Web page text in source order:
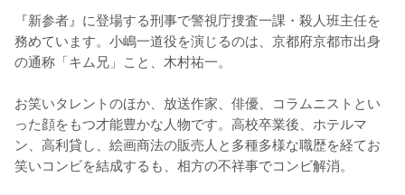
『新参者』に登場する刑事で警視庁捜査一課・殺人班主任を
務めています。小嶋一道役を演じるのは、京都府京都市出身
の通称「キム兄」こと、木村祐一。
お笑いタレントのほか、放送作家、俳優、コラムニストとい
った顔をもつ才能豊かな人物です。高校卒業後、ホテルマ
ン、高利貸し、絵画商法の販売人と多種多様な職歴を経てお
笑いコンビを結成するも、相方の不祥事でコンビ解消。